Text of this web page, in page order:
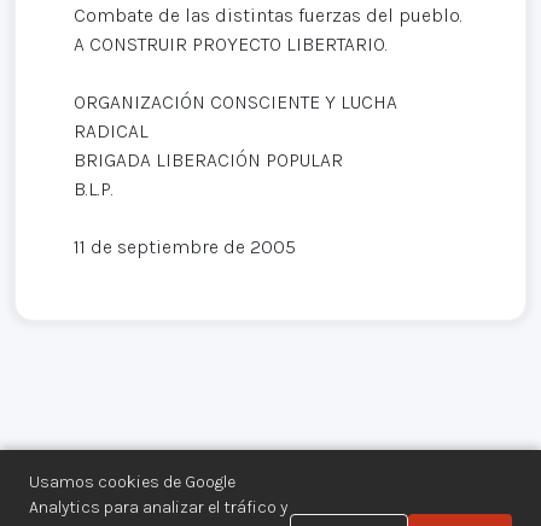
Usamos cookies de Google
Analytics para analizar el tráfico y
Combate de las distintas fuerzas del pueblo.
A CONSTRUIR PROYECTO LIBERTARIO.
ORGANIZACIÓN CONSCIENTE Y LUCHA
RADICAL
BRIGADA LIBERACIÓN POPULAR
B.L.P.
11 de septiembre de 2005